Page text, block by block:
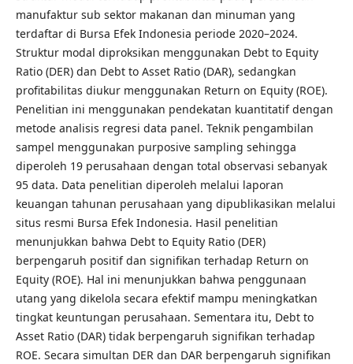
manufaktur sub sektor makanan dan minuman yang
terdaftar di Bursa Efek Indonesia periode 2020–2024.
Struktur modal diproksikan menggunakan Debt to Equity
Ratio (DER) dan Debt to Asset Ratio (DAR), sedangkan
profitabilitas diukur menggunakan Return on Equity (ROE).
Penelitian ini menggunakan pendekatan kuantitatif dengan
metode analisis regresi data panel. Teknik pengambilan
sampel menggunakan purposive sampling sehingga
diperoleh 19 perusahaan dengan total observasi sebanyak
95 data. Data penelitian diperoleh melalui laporan
keuangan tahunan perusahaan yang dipublikasikan melalui
situs resmi Bursa Efek Indonesia. Hasil penelitian
menunjukkan bahwa Debt to Equity Ratio (DER)
berpengaruh positif dan signifikan terhadap Return on
Equity (ROE). Hal ini menunjukkan bahwa penggunaan
utang yang dikelola secara efektif mampu meningkatkan
tingkat keuntungan perusahaan. Sementara itu, Debt to
Asset Ratio (DAR) tidak berpengaruh signifikan terhadap
ROE. Secara simultan DER dan DAR berpengaruh signifikan